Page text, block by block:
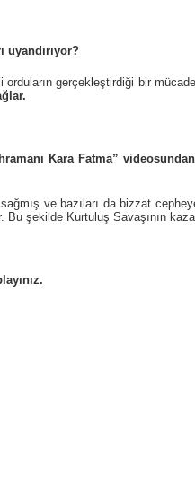
uyandırıyor?
gerçekleştirdiği bir
Kara Fatma”
ve bazıları da bizzat
şekilde Kurtuluş Savaşının